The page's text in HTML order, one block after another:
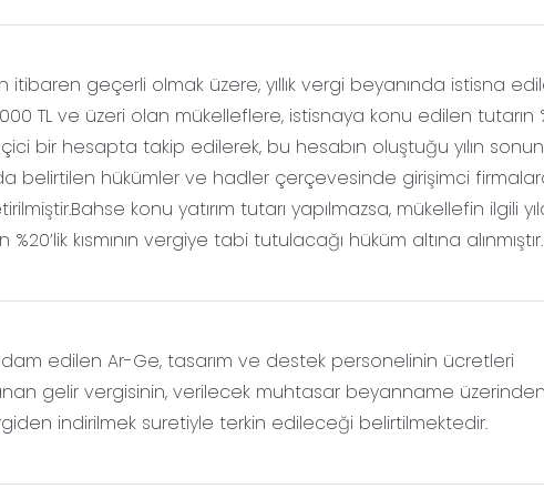
itibaren geçerli olmak üzere, yıllık vergi beyanında istisna
TL ve üzeri olan mükelleflere, istisnaya konu edilen tutarın
bir hesapta takip edilerek, bu hesabın oluştuğu yılın
belirtilen hükümler ve hadler çerçevesinde girişimci
konu yatırım tutarı yapılmazsa, mükellefin ilgili
kısmının vergiye tabi tutulacağı hüküm altına alınmıştır.
edilen Ar-Ge, tasarım ve destek personelinin ücretleri
gelir vergisinin, verilecek muhtasar beyanname üzerinden
indirilmek suretiyle terkin edileceği belirtilmektedir.